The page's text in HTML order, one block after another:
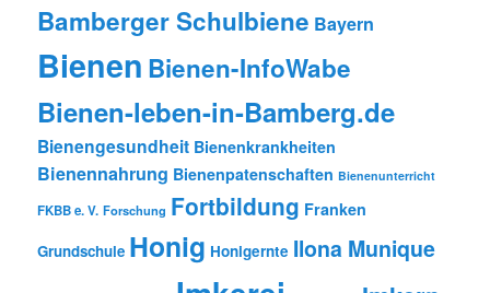
Bamberger Schulbiene Bayern
Bienen Bienen-InfoWabe
Bienen-leben-in-Bamberg.de
Bienengesundheit Bienenkrankheiten
Bienennahrung Bienenpatenschaften Bienenunterricht
FKBB e. V. Forschung Fortbildung Franken
Grundschule Honig Honigernte Ilona Munique